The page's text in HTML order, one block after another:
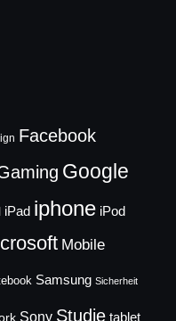
Facebook
Google
iPad iphone iPod
Mobile
Samsung Sicherheit
Sony Studie tablet